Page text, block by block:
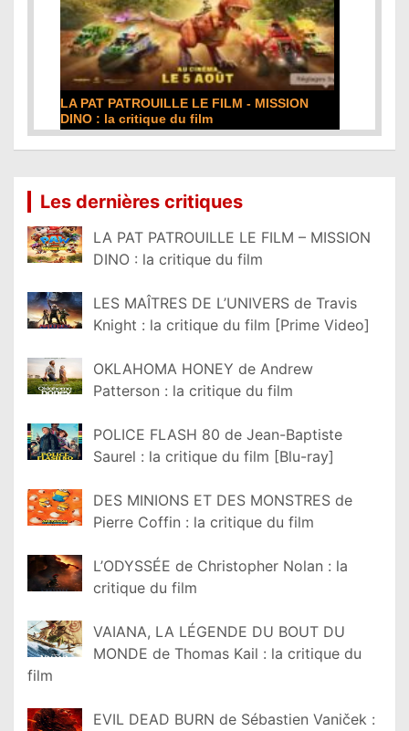
LA PAT PATROUILLE LE FILM - MISSION
DINO : la critique du film
Les dernières critiques
LA PAT PATROUILLE LE FILM – MISSION
DINO : la critique du film
LES MAÎTRES DE L’UNIVERS de Travis
Knight : la critique du film [Prime Video]
OKLAHOMA HONEY de Andrew
Patterson : la critique du film
POLICE FLASH 80 de Jean-Baptiste
Saurel : la critique du film [Blu-ray]
DES MINIONS ET DES MONSTRES de
Pierre Coffin : la critique du film
L’ODYSSÉE de Christopher Nolan : la
critique du film
VAIANA, LA LÉGENDE DU BOUT DU
MONDE de Thomas Kail : la critique du
film
EVIL DEAD BURN de Sébastien Vaniček :